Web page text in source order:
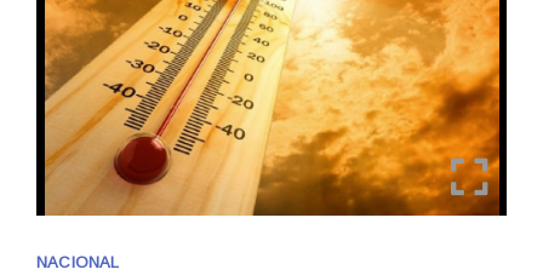
NACIONAL